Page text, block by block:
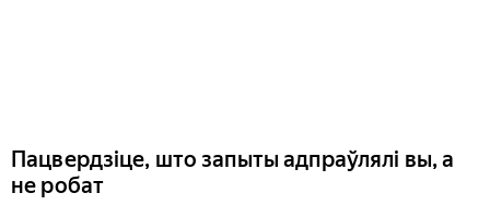
Пацвердзіце, што запыты адпраўлялі вы, а
не робат